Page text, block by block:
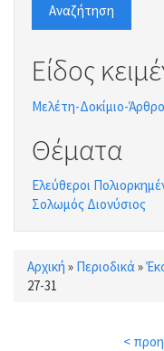
Αναζήτηση
Είδος
Μελέτη-Δοκίμιο-Άρθρο
Θέματα
Ελεύθεροι
Σολωμός Διονύσιος
Είστε εδώ
Αρχική » Περιοδικά»
27-31
<